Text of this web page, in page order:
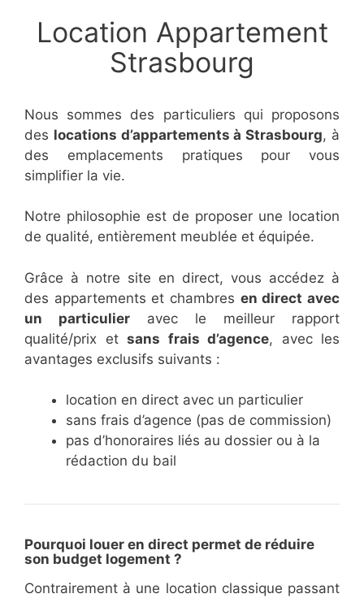
Location Appartement
Strasbourg
Nous sommes des particuliers qui proposons
des locations d’appartements à Strasbourg, à
des emplacements pratiques pour vous
simplifier la vie.
Notre philosophie est de proposer une location
de qualité, entièrement meublée et équipée.
Grâce à notre site en direct, vous accédez à
des appartements et chambres en direct avec
un particulier avec le meilleur rapport
qualité/prix et sans frais d’agence, avec les
avantages exclusifs suivants :
location en direct avec un particulier
sans frais d’agence (pas de commission)
pas d’honoraires liés au dossier ou à la
rédaction du bail
Pourquoi louer en direct permet de réduire
son budget logement ?
Contrairement à une location classique passant